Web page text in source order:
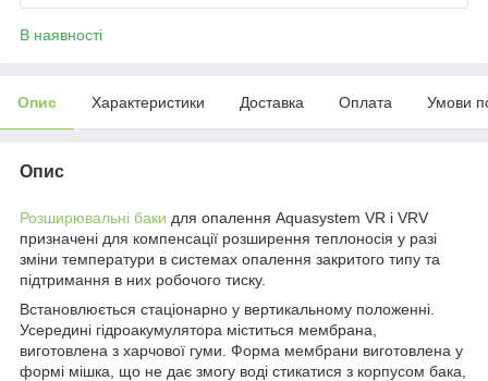
В наявності
Опис Характеристики Доставка Оплата Умови
Опис
Розширювальні баки для опалення Aquasystem VR і VRV
призначені для компенсації розширення теплоносія у разі
зміни температури в системах опалення закритого типу та
підтримання в них робочого тиску.
Встановлюється стаціонарно у вертикальному положенні.
Усередині гідроакумулятора міститься мембрана,
виготовлена з харчової гуми. Форма мембрани виготовлена у
формі мішка, що не дає змогу воді стикатися з корпусом бака,